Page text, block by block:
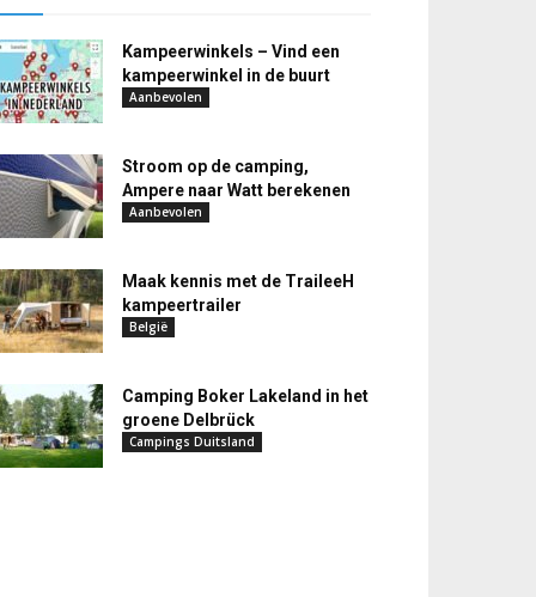
Kampeerwinkels – Vind een
kampeerwinkel in de buurt
Aanbevolen
Stroom op de camping,
Ampere naar Watt berekenen
Aanbevolen
Maak kennis met de TraileeH
kampeertrailer
België
Camping Boker Lakeland in het
groene Delbrück
Campings Duitsland